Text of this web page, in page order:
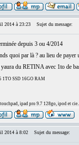
2014 à 23:23 Sujet du message:
depuis 3 ou 4/2014
quoi par là ? au lieu de
du RETINA avec 1to de
1TO SSD 16GO RAM
ipad pro 9.7 128go, ipod et
2014 à 8:02 Sujet du message: